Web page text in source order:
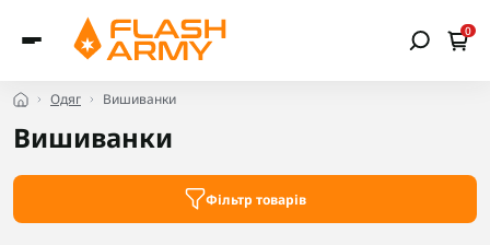
0
Одяг Вишиванки
Вишиванки
Фільтр товарів